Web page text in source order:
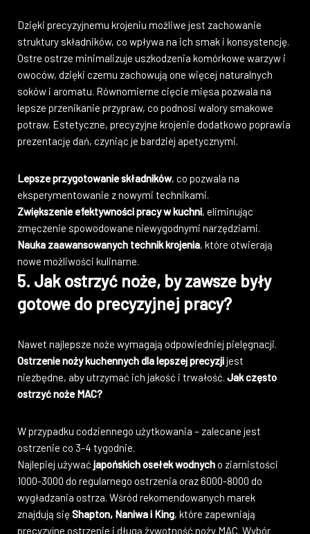
Dzięki precyzyjnemu krojeniu możliwe jest zachowanie
struktury składników, co wpływa na ich smak i konsystencję.
Ostre ostrze minimalizuje uszkodzenia komórkowe warzyw i
owoców, dzięki czemu zachowują one więcej naturalnych
soków i aromatu. Równomierne cięcie mięsa pozwala na
lepsze przenikanie przypraw, co podnosi walory smakowe
potraw. Estetyczne, precyzyjne krojenie dodatkowo poprawia
prezentację dań, czyniąc je bardziej apetycznymi.
Lepsze przygotowanie składników, co pozwala na
eksperymentowanie z nowymi technikami.
Zwiększenie efektywności pracy w kuchni, eliminując
zmęczenie spowodowane niewygodnymi narzędziami.
Nauka zaawansowanych technik krojenia, które otwierają
nowe możliwości kulinarne.
5. Jak ostrzyć noże, by zawsze były
gotowe do precyzyjnej pracy?
Nawet najlepsze noże wymagają odpowiedniej pielęgnacji.
Ostrzenie noży kuchennych dla lepszej precyzjijest
niezbędne, aby utrzymać ich jakość i trwałość. Jak często
ostrzyć noże MAC?
W przypadku codziennego użytkowania – zalecane jest
ostrzenie co 3-4 tygodnie.
Najlepiej używać japońskich osełek wodnycho ziarnistości
1000-3000 do regularnego ostrzenia oraz 6000-8000 do
wygładzania ostrza. Wśród rekomendowanych marek
znajdują się Shapton, Naniwa i King, które zapewniają
precyzyjne ostrzenie i długą żywotność noży MAC. Wybór